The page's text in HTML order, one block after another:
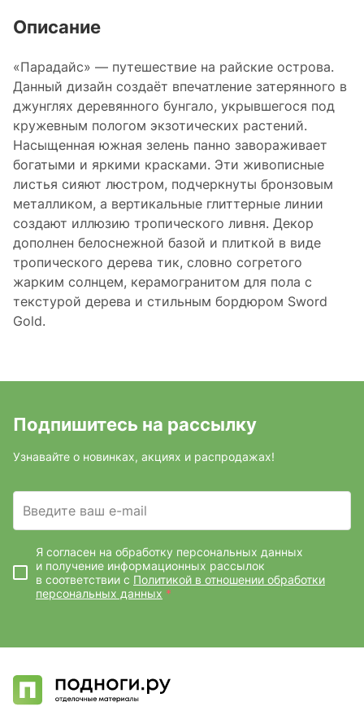
Описание
«Парадайс» — путешествие на райские острова.
Данный дизайн создаёт впечатление затерянного в
джунглях деревянного бунгало, укрывшегося под
кружевным пологом экзотических растений.
Насыщенная южная зелень панно завораживает
богатыми и яркими красками. Эти живописные
листья сияют люстром, подчеркнуты бронзовым
металликом, а вертикальные глиттерные линии
создают иллюзию тропического ливня. Декор
дополнен белоснежной базой и плиткой в виде
тропического дерева тик, словно согретого
жарким солнцем, керамогранитом для пола с
текстурой дерева и стильным бордюром Sword
Gold.
Подпишитесь на рассылку
Узнавайте о новинках, акциях и распродажах!
Введите ваш e-mail
Я согласен на обработку персональных данных
и получение информационных рассылок
в соответствии с Политикой в отношении обработки
персональных данных *